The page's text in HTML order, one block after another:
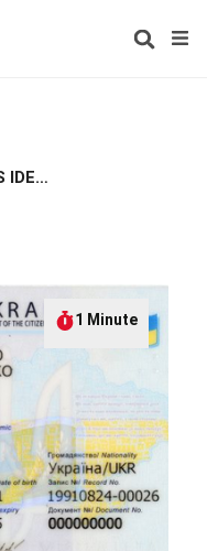
UKRAINISCHE ID-CARD WEITER ALS IDENTIFIZIERUNGSDOKUMENT ZUGELASSEN
1 Minute